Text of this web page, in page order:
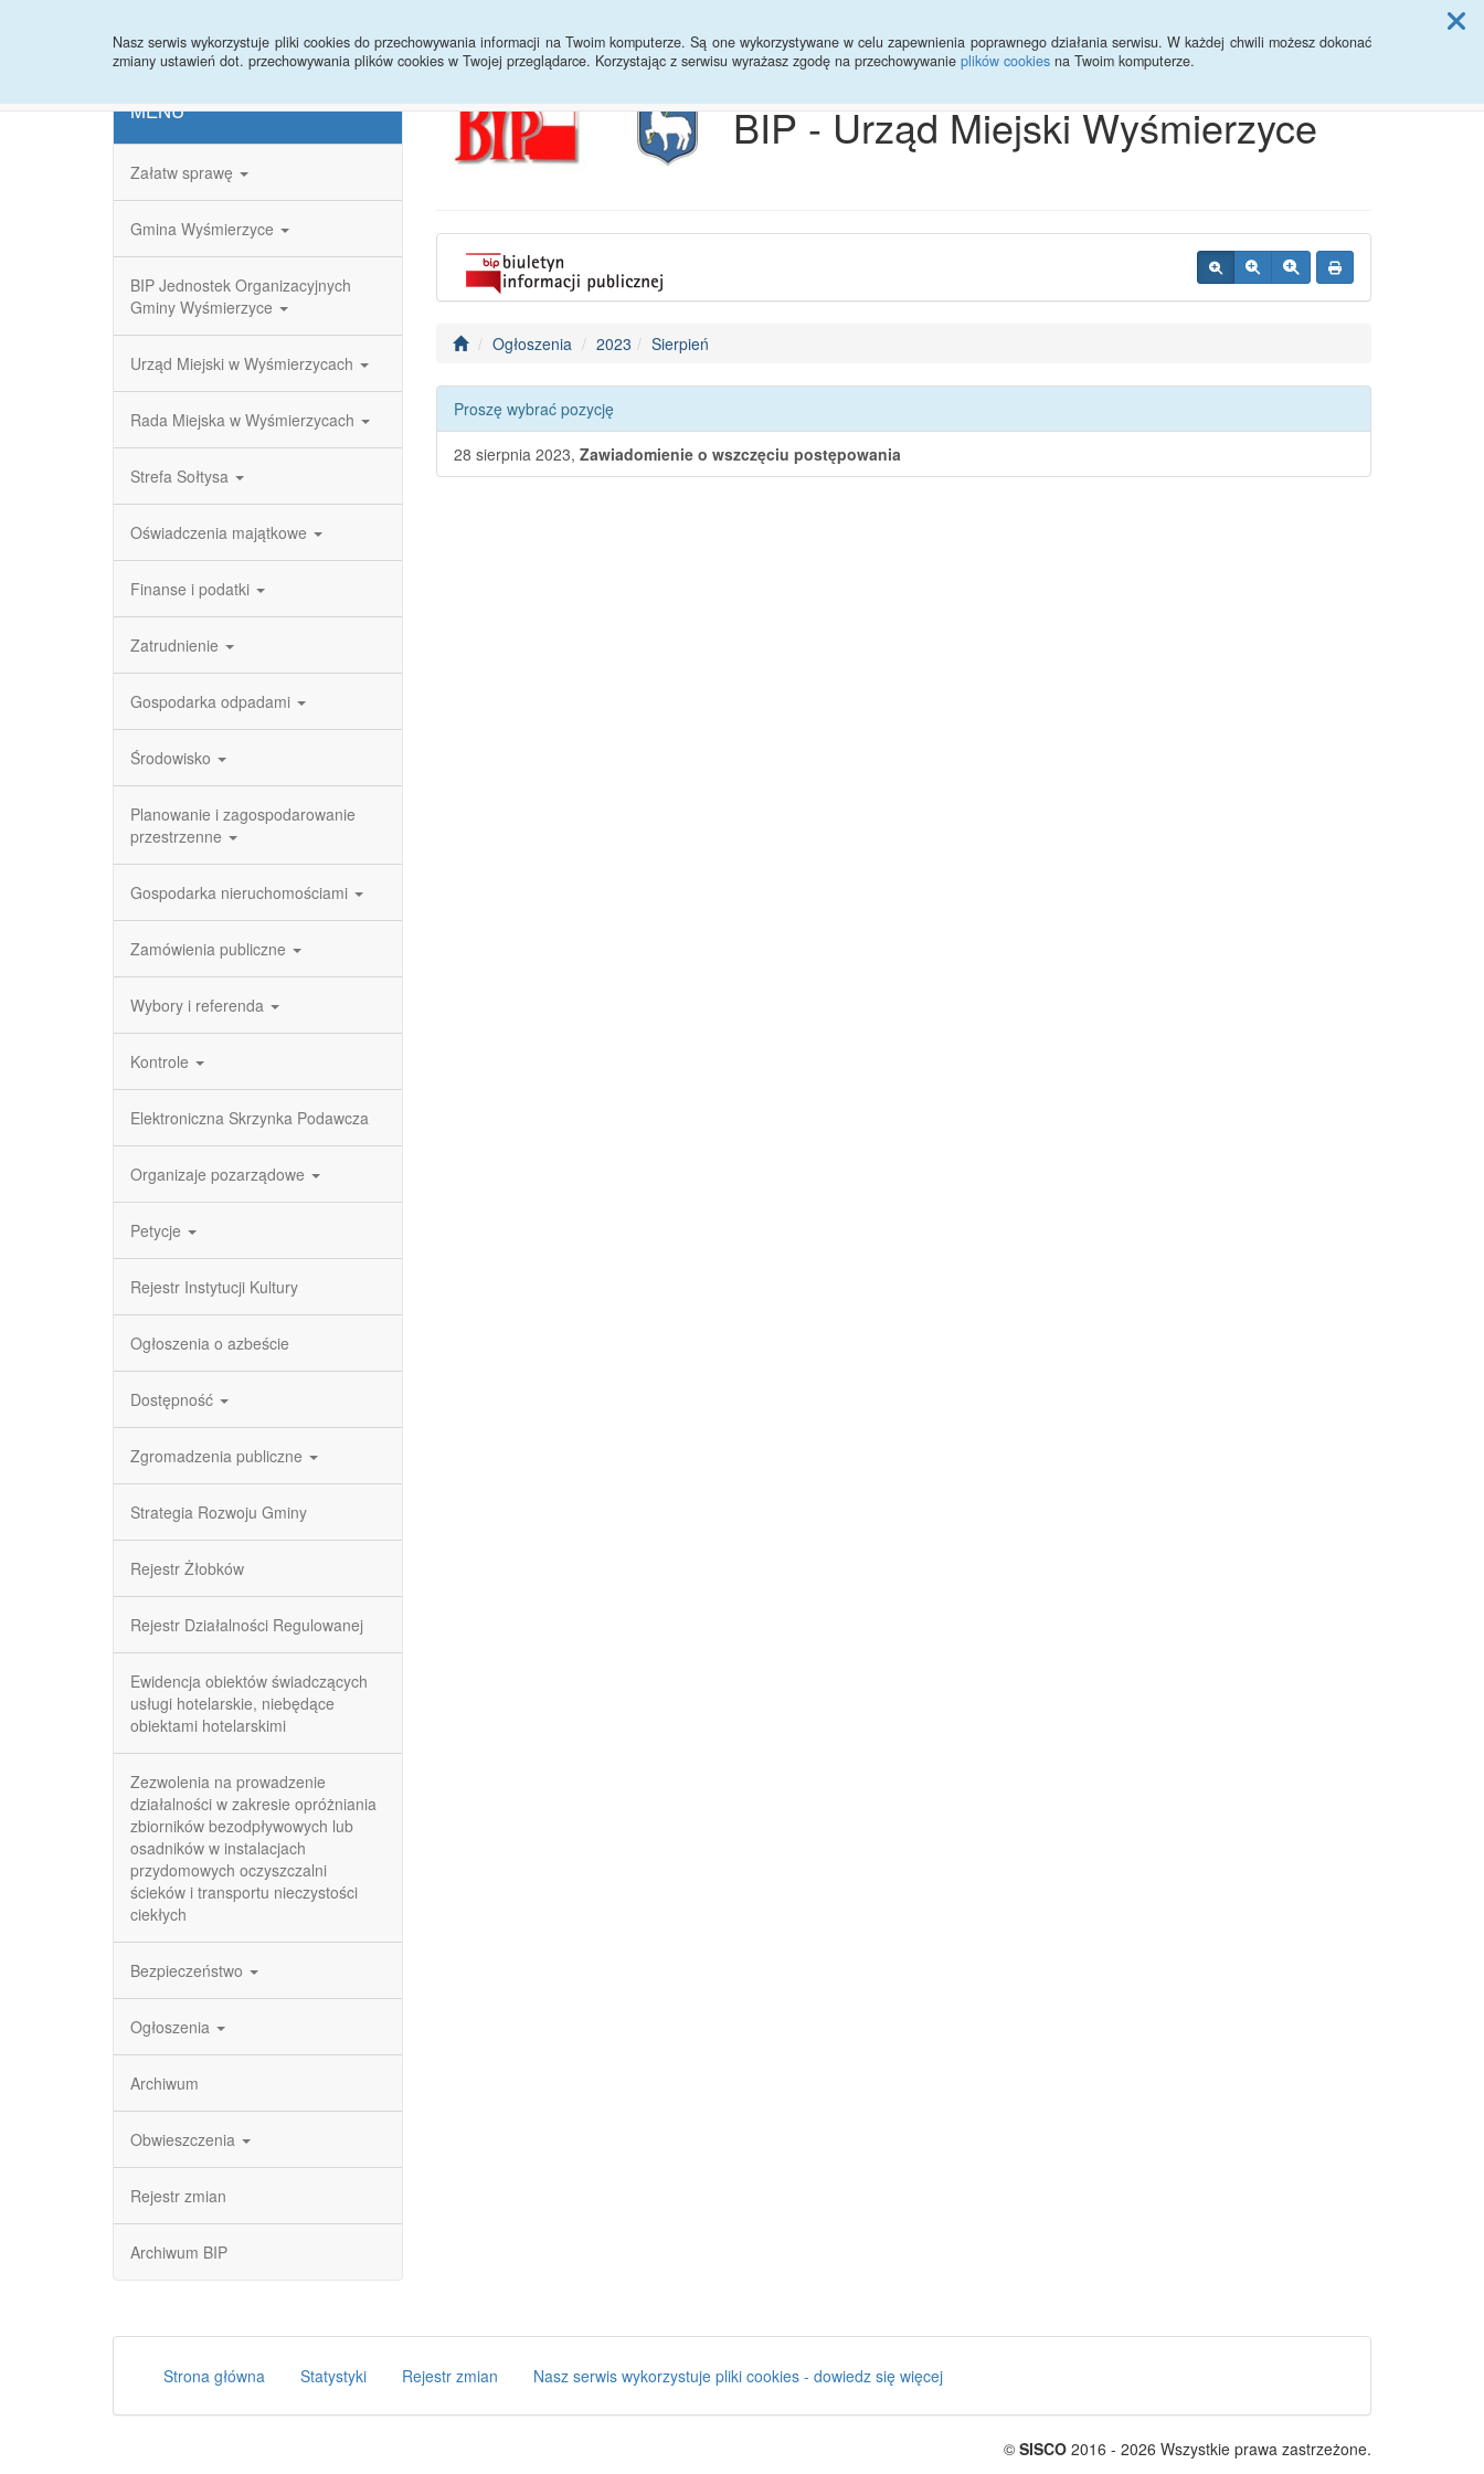
Nasz serwis wykorzystuje pliki cookies do przechowywania informacji na Twoim komputerze. Są one wykorzystywane w celu zapewnienia poprawnego działania serwisu. W każdej chwili możesz dokonać
zmiany ustawień dot. przechowywania plików cookies w Twojej przeglądarce. Korzystając z serwisu wyrażasz zgodę na przechowywanie plików cookies na Twoim komputerze.
Przycisk wyszukaj duży
MENU
Załatw sprawę
Gmina Wyśmierzyce
BIP Jednostek Organizacyjnych
Gminy Wyśmierzyce
Urząd Miejski w Wyśmierzycach
Rada Miejska w Wyśmierzycach
Strefa Sołtysa
Oświadczenia majątkowe
Finanse i podatki
Zatrudnienie
Gospodarka odpadami
Środowisko
Planowanie i zagospodarowanie
przestrzenne
Gospodarka nieruchomościami
Zamówienia publiczne
Wybory i referenda
Kontrole
Elektroniczna Skrzynka Podawcza
Organizaje pozarządowe
Petycje
Rejestr Instytucji Kultury
Ogłoszenia o azbeście
Dostępność
Zgromadzenia publiczne
Strategia Rozwoju Gminy
Rejestr Żłobków
Rejestr Działalności Regulowanej
Ewidencja obiektów świadczących
usługi hotelarskie, niebędące
obiektami hotelarskimi
Zezwolenia na prowadzenie
działalności w zakresie opróżniania
zbiorników bezodpływowych lub
osadników w instalacjach
przydomowych oczyszczalni
ścieków i transportu nieczystości
ciekłych
Bezpieczeństwo
Ogłoszenia
Archiwum
Obwieszczenia
Rejestr zmian
Archiwum BIP
BIP - Urząd Miejski Wyśmierzyce
Ogłoszenia 2023 Sierpień
Proszę wybrać pozycję
28 sierpnia 2023, Zawiadomienie o wszczęciu postępowania
Strona główna Statystyki Rejestr zmian Nasz serwis wykorzystuje pliki cookies - dowiedz się więcej
© SISCO 2016 - 2026 Wszystkie prawa zastrzeżone.